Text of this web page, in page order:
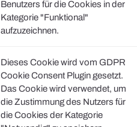
Benutzers für die Cookies in der
Kategorie "Funktional"
aufzuzeichnen.
Dieses Cookie wird vom GDPR
Cookie Consent Plugin gesetzt.
Das Cookie wird verwendet, um
die Zustimmung des Nutzers für
die Cookies der Kategorie